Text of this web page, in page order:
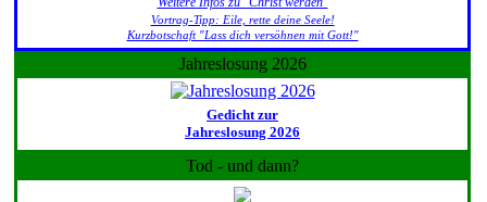
Vortrag-Tipp: Eile, rette deine Seele!
Kurzbotschaft "Lass dich versöhnen mit Gott!"
Jahreslosung 2026
Gedicht zur
Jahreslosung 2026
Tod - und dann?